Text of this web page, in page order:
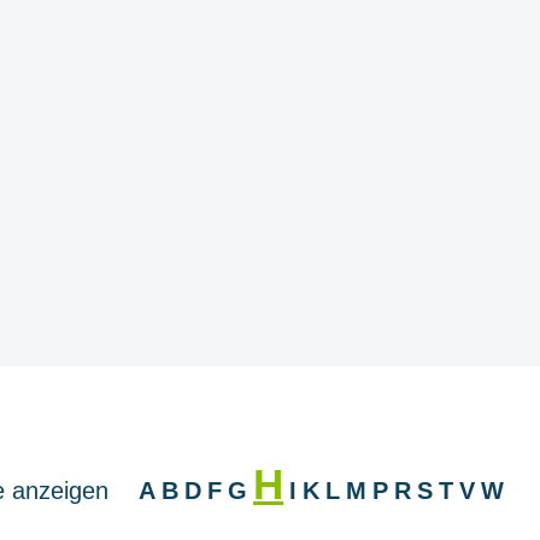
anzeigen A B D F G H I K L M P R S T V W